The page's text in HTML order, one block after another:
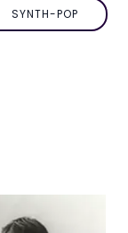
SYNTH-POP